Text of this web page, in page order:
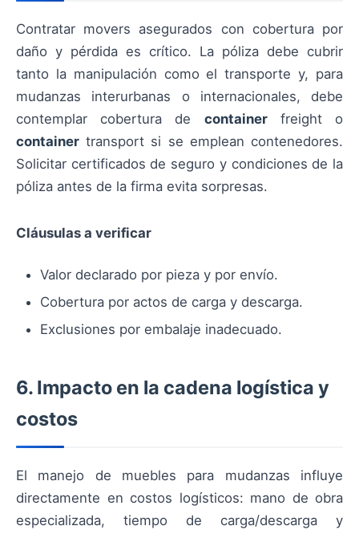
Contratar movers asegurados con cobertura por
daño y pérdida es crítico. La póliza debe cubrir
tanto la manipulación como el transporte y, para
mudanzas interurbanas o internacionales, debe
contemplar cobertura de containerfreight o
container transport si se emplean contenedores.
Solicitar certificados de seguro y condiciones de la
póliza antes de la firma evita sorpresas.
Cláusulas a verificar
Valor declarado por pieza y por envío.
Cobertura por actos de carga y descarga.
Exclusiones por embalaje inadecuado.
6. Impacto en la cadena logística y
costos
El manejo de muebles para mudanzas influye
directamente en costos logísticos: mano de obra
especializada, tiempo de carga/descarga y